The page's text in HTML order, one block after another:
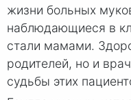
жизни больных
наблюдающиеся в
стали мамами.
родителей, но и
судьбы этих